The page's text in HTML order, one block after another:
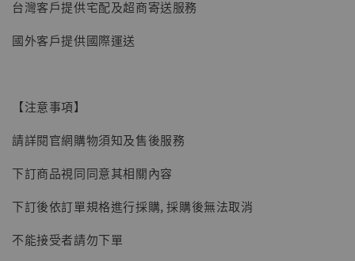
【現貨】BJSTUDIO 1/6系列可動蒐藏人偶 讓
NT$ 4,980
NT$ 5,300
加入購物車
台灣客戶提供宅配及超商寄送服務
國外客戶提供國際運送
【注意事項】
請詳閱官網購物須知及售後服務
下訂商品視同同意其相關內容
下訂後依訂單規格進行採購, 採購後無法取消
不能接受者請勿下單